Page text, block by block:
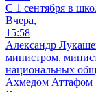
С 1 сентября в
Вчера,
15:58
Александр
министром,
национальных
Ахмедом Аттафом